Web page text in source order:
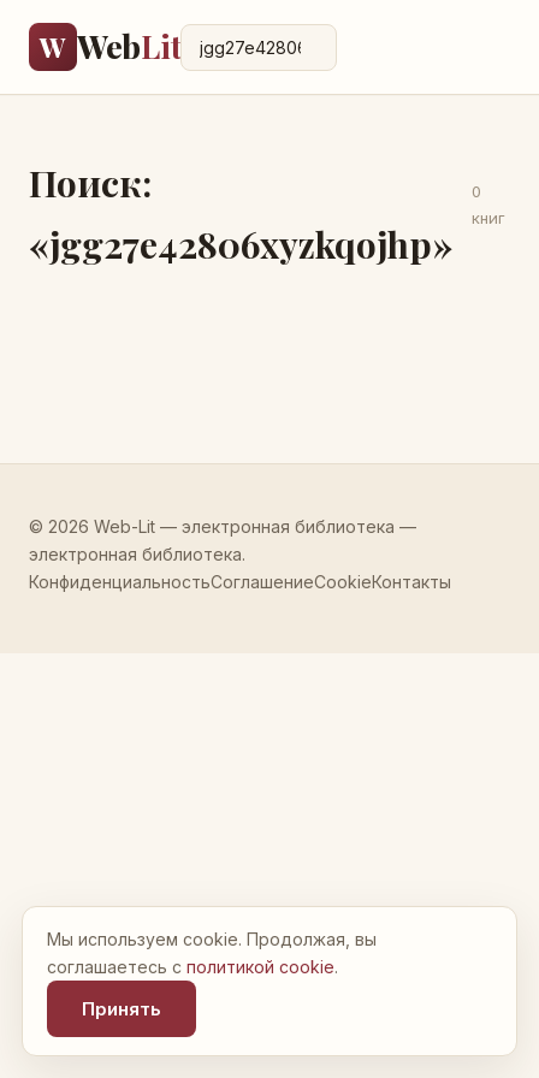
W WebLit
Поиск:
«jgg27e42806xyzkqojhp»
0
книг
© 2026 Web-Lit — электронная библиотека —
электронная библиотека.
КонфиденциальностьСоглашениеCookieКонтакты
Мы используем cookie. Продолжая, вы
соглашаетесь с политикой cookie.
Принять